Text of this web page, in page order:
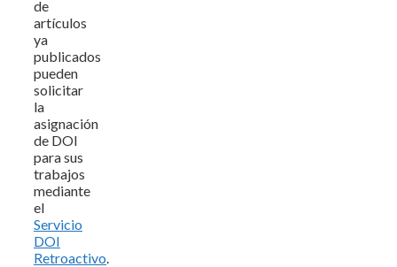
de
artículos
ya
publicados
pueden
solicitar
la
asignación
de DOI
para sus
trabajos
mediante
el
Servicio
DOI
Retroactivo